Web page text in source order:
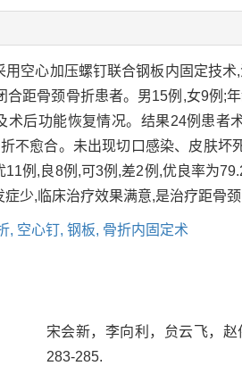
用空心加压螺钉联合钢板内固定技
合距骨颈骨折患者。男15例,女9例;
术后功能恢复情况。结果24例患
不愈合。未出现切口感染、皮肤
11例,良8例,可3例,差2例,优良率为
少,临床治疗效果满意,是治疗距骨颈
, 空心钉, 钢板, 骨折内固定术
宋会新，李向利，贠云飞，
283-285.